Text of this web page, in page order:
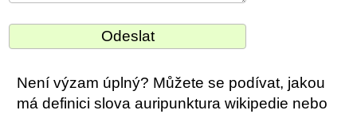
Není výzam úplný? Můžete se podívat, jakou
má definici slova auripunktura wikipedie nebo